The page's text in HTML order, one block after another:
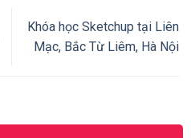
Khóa học Sketchup tại Liên
Mạc, Bắc Từ Liêm, Hà Nội